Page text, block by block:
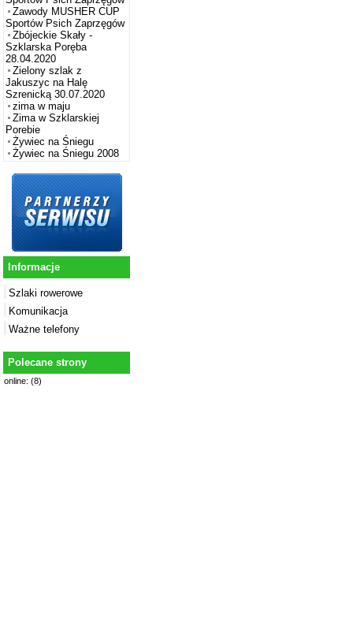
Zawody MUSHER CUP
Sportów Psich Zaprzęgów
Zbójeckie Skały -
Szklarska Poręba
28.04.2020
Zielony szlak z
Jakuszyc na Halę
Szrenicką 30.07.2020
zima w maju
Zima w Szklarskiej
Porebie
Żywiec na Śniegu
Żywiec na Śniegu 2008
Informacje
Szlaki rowerowe
Komunikacja
Ważne telefony
Polecane strony
online: (8)